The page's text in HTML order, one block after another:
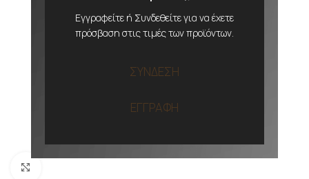
Εγγραφείτε ή Συνδεθείτε για να έχετε
πρόσβαση στις τιμές των προϊόντων.
ΣΥΝΔΕΣΗ
ΕΓΓΡΑΦΗ